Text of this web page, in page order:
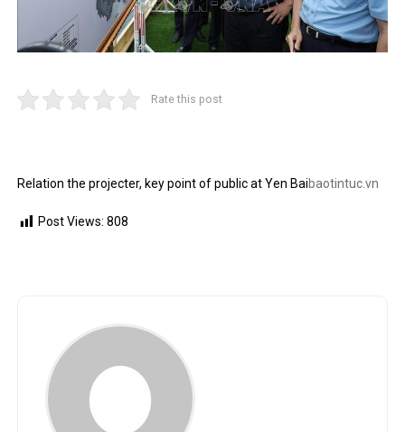
Rate this post
Relation the projecter, key point of public at Yen Baibaotintuc.vn
Post Views: 808